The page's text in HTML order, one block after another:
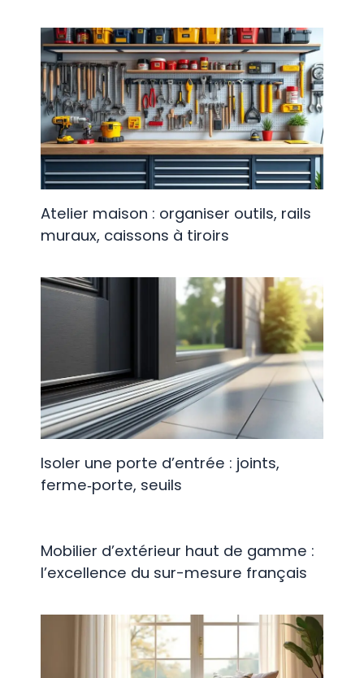
Atelier maison : organiser outils, rails
muraux, caissons à tiroirs
Isoler une porte d’entrée : joints,
ferme‑porte, seuils
Mobilier d’extérieur haut de gamme :
l’excellence du sur-mesure français